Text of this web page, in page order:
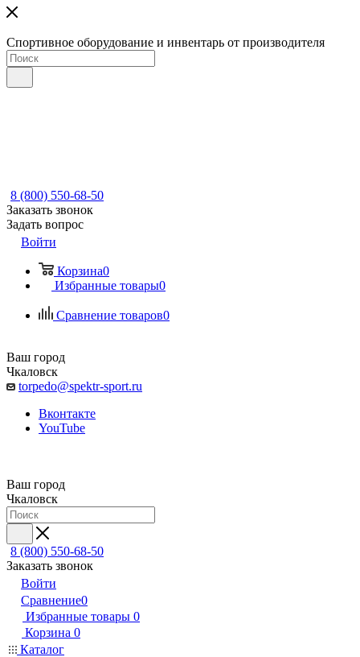
Спортивное оборудование и инвентарь от производителя
8 (800) 550-68-50
Заказать звонок
Задать вопрос
Войти
Корзина0
Избранные товары0
Сравнение товаров0
Ваш город
Чкаловск
torpedo@spektr-sport.ru
Вконтакте
YouTube
Ваш город
Чкаловск
8 (800) 550-68-50
Заказать звонок
Войти
Сравнение0
Избранные товары 0
Корзина 0
Каталог